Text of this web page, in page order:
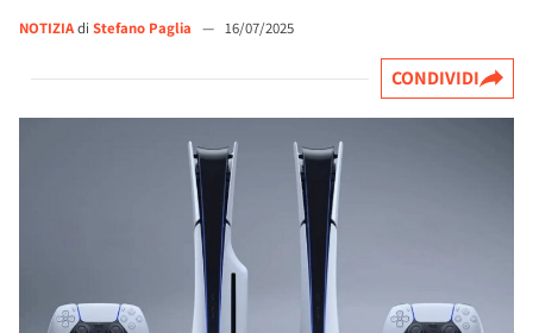
NOTIZIAdi Stefano Paglia — 16/07/2025
CONDIVIDI